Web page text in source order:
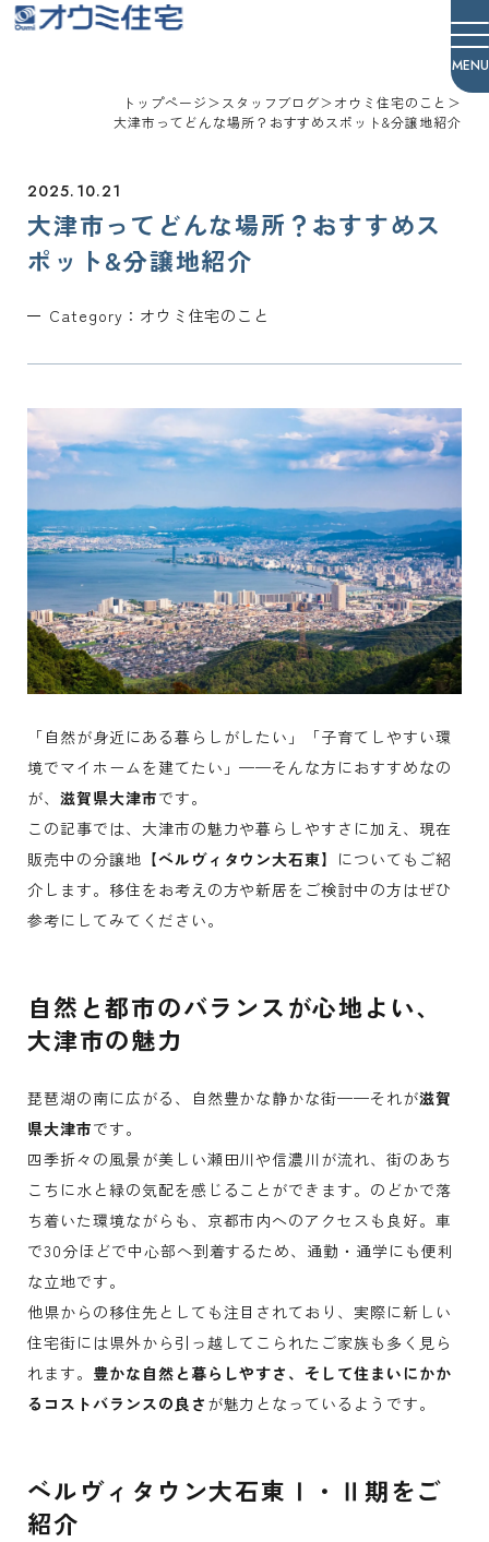
トップページ＞ スタッフブログ＞オウミ住宅のこと ＞
大津市ってどんな場所？おすすめスポット&分譲地紹介
2025.10.21
大津市ってどんな場所？おすすめス
ポット&分譲地紹介
Category： オウミ住宅のこと
「自然が身近にある暮らしがしたい」「子育てしやすい環
境でマイホームを建てたい」——そんな方におすすめなの
が、 滋賀県大津市です。
この記事では、大津市の魅力や暮らしやすさに加え、現在
販売中の分譲地 【ベルヴィタウン大石東】 についてもご紹
介します。移住をお考えの方や新居をご検討中の方はぜひ
参考にしてみてください。
自然と都市のバランスが心地よい、
大津市の魅力
琵琶湖の南に広がる、自然豊かな静かな街——それが滋賀
県大津市です。
四季折々の風景が美しい瀬田川や信濃川が流れ、街のあち
こちに水と緑の気配を感じることができます。のどかで落
ち着いた環境ながらも、京都市内へのアクセスも良好。車
で30分ほどで中心部へ到着するため、通勤・通学にも便利
な立地です。
他県からの移住先としても注目されており、実際に新しい
住宅街には県外から引っ越してこられたご家族も多く見ら
れます。 豊かな自然と暮らしやすさ、そして住まいにかか
るコストバランスの良さ が魅力となっているようです。
ベルヴィタウン大石東Ⅰ・Ⅱ期をご
紹介